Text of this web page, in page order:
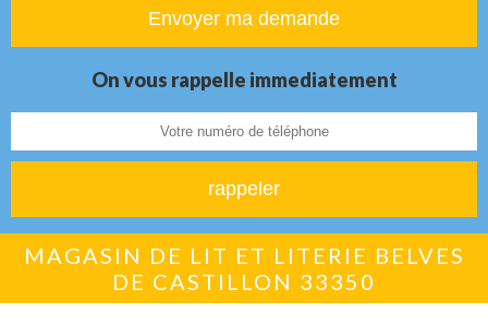
On vous rappelle immediatement
MAGASIN DE LIT ET LITERIE BELVES
DE CASTILLON 33350